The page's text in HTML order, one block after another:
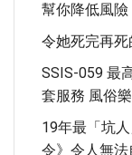
幫你降低風險
令她死完再
SSIS-059 最
套服務 風俗
19年最「坑
令》令人無法